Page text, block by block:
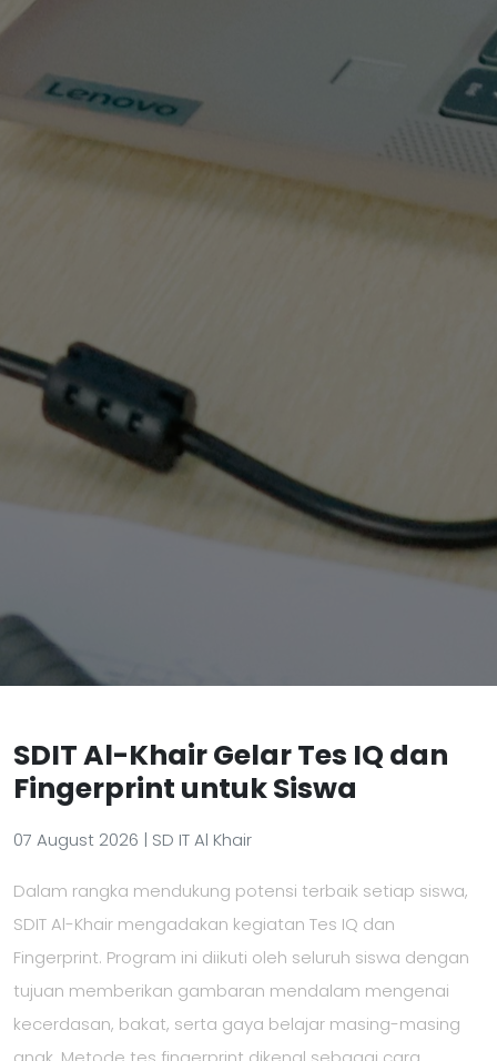
SDIT Al-Khair Gelar Tes IQ dan
Fingerprint untuk Siswa
07 August 2026 | SD IT Al Khair
Dalam rangka mendukung potensi terbaik setiap siswa,
SDIT Al-Khair mengadakan kegiatan Tes IQ dan
Fingerprint. Program ini diikuti oleh seluruh siswa dengan
tujuan memberikan gambaran mendalam mengenai
kecerdasan, bakat, serta gaya belajar masing-masing